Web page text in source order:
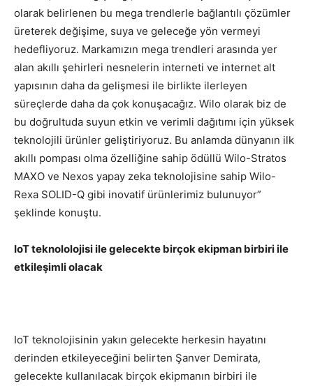
olarak belirlenen bu mega trendlerle bağlantılı çözümler
üreterek değişime, suya ve geleceğe yön vermeyi
hedefliyoruz. Markamızın mega trendleri arasında yer
alan akıllı şehirleri nesnelerin interneti ve internet alt
yapısının daha da gelişmesi ile birlikte ilerleyen
süreçlerde daha da çok konuşacağız. Wilo olarak biz de
bu doğrultuda suyun etkin ve verimli dağıtımı için yüksek
teknolojili ürünler geliştiriyoruz. Bu anlamda dünyanın ilk
akıllı pompası olma özelliğine sahip ödüllü Wilo-Stratos
MAXO ve Nexos yapay zeka teknolojisine sahip Wilo-
Rexa SOLID-Q gibi inovatif ürünlerimiz bulunuyor”
şeklinde konuştu.
IoT teknololojisi ile gelecekte birçok ekipman birbiri ile
etkileşimli olacak
IoT teknolojisinin yakın gelecekte herkesin hayatını
derinden etkileyeceğini belirten Şanver Demirata,
gelecekte kullanılacak birçok ekipmanın birbiri ile